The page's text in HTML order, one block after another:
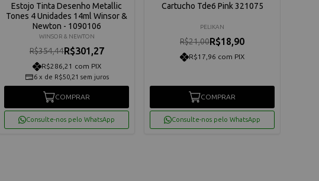
Estojo Tinta Desenho Metallic
Tones 4 Unidades 14ml Winsor &
Newton - 1090106
WINSOR & NEWTON
R$354,44R$301,27
R$286,21 com PIX
6 x de R$50,21 sem juros
COMPRAR
Consulte-nos pelo WhatsApp
Cartucho Tde6 Pink 321075
PELIKAN
R$21,00R$18,90
R$17,96 com PIX
COMPRAR
Consulte-nos pelo WhatsApp